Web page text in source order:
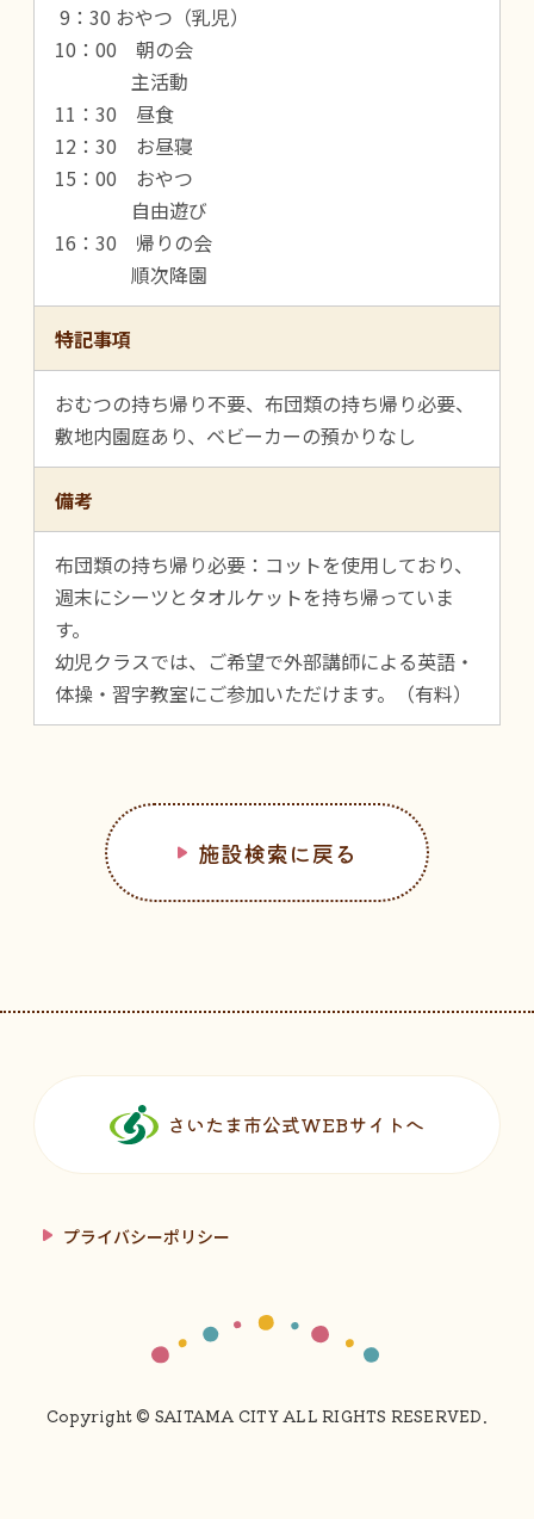
9：30 おやつ（乳児）
10：00 朝の会
主活動
11：30 昼食
12：30 お昼寝
15：00 おやつ
自由遊び
16：30 帰りの会
順次降園
特記事項
おむつの持ち帰り不要、布団類の持ち帰り必要、
敷地内園庭あり、ベビーカーの預かりなし
備考
布団類の持ち帰り必要：コットを使用しており、
週末にシーツとタオルケットを持ち帰っていま
す。
幼児クラスでは、ご希望で外部講師による英語・
体操・習字教室にご参加いただけます。（有料）
施設検索に戻る
さいたま市公式WEBサイトへ
プライバシーポリシー
Copyright © SAITAMA CITY ALL RIGHTS RESERVED.